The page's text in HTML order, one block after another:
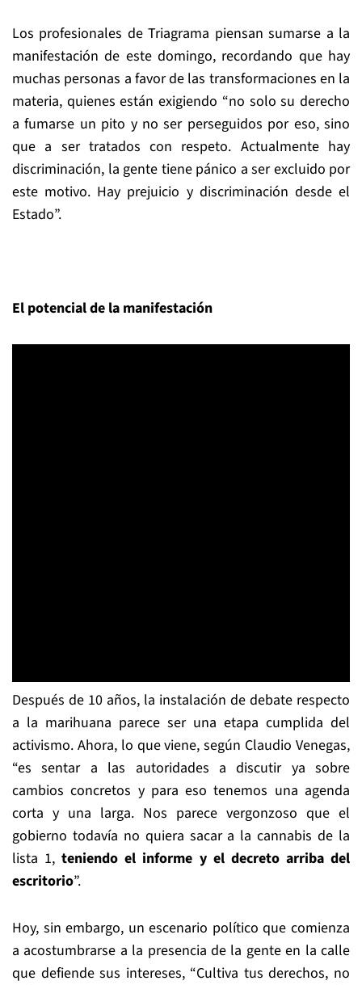
Los profesionales de Triagrama piensan sumarse a la
manifestación de este domingo, recordando que hay
muchas personas a favor de las transformaciones en la
materia, quienes están exigiendo “no solo su derecho
a fumarse un pito y no ser perseguidos por eso, sino
que a ser tratados con respeto. Actualmente hay
discriminación, la gente tiene pánico a ser excluido por
este motivo. Hay prejuicio y discriminación desde el
Estado”.
El potencial de la manifestación
Después de 10 años, la instalación de debate respecto
a la marihuana parece ser una etapa cumplida del
activismo. Ahora, lo que viene, según Claudio Venegas,
“es sentar a las autoridades a discutir ya sobre
cambios concretos y para eso tenemos una agenda
corta y una larga. Nos parece vergonzoso que el
gobierno todavía no quiera sacar a la cannabis de la
lista 1, teniendo el informe y el decreto arriba del
escritorio”.
Hoy, sin embargo, un escenario político que comienza
a acostumbrarse a la presencia de la gente en la calle
que defiende sus intereses, “Cultiva tus derechos, no